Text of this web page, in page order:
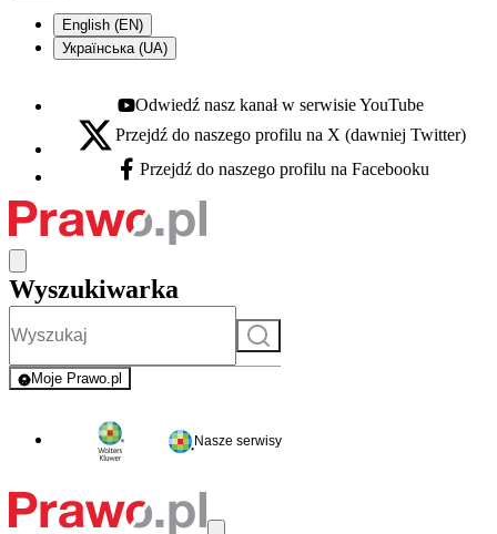
English (EN)
Українська (UA)
Youtube - otwiera się w nowej karcie
Odwiedź nasz kanał w serwisie YouTube
X - otwiera się w nowej karcie
Przejdź do naszego profilu na X (dawniej Twitter)
Facebook - otwiera się w nowej karcie
Przejdź do naszego profilu na Facebooku
Wyszukiwarka
Szukaj
Moje Prawo.pl
- rejestracja i logowanie do serwisu
Nasze serwisy